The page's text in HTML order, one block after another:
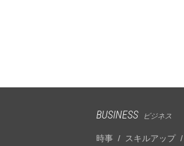
BUSINESS ビジネス
時事 スキルアップ